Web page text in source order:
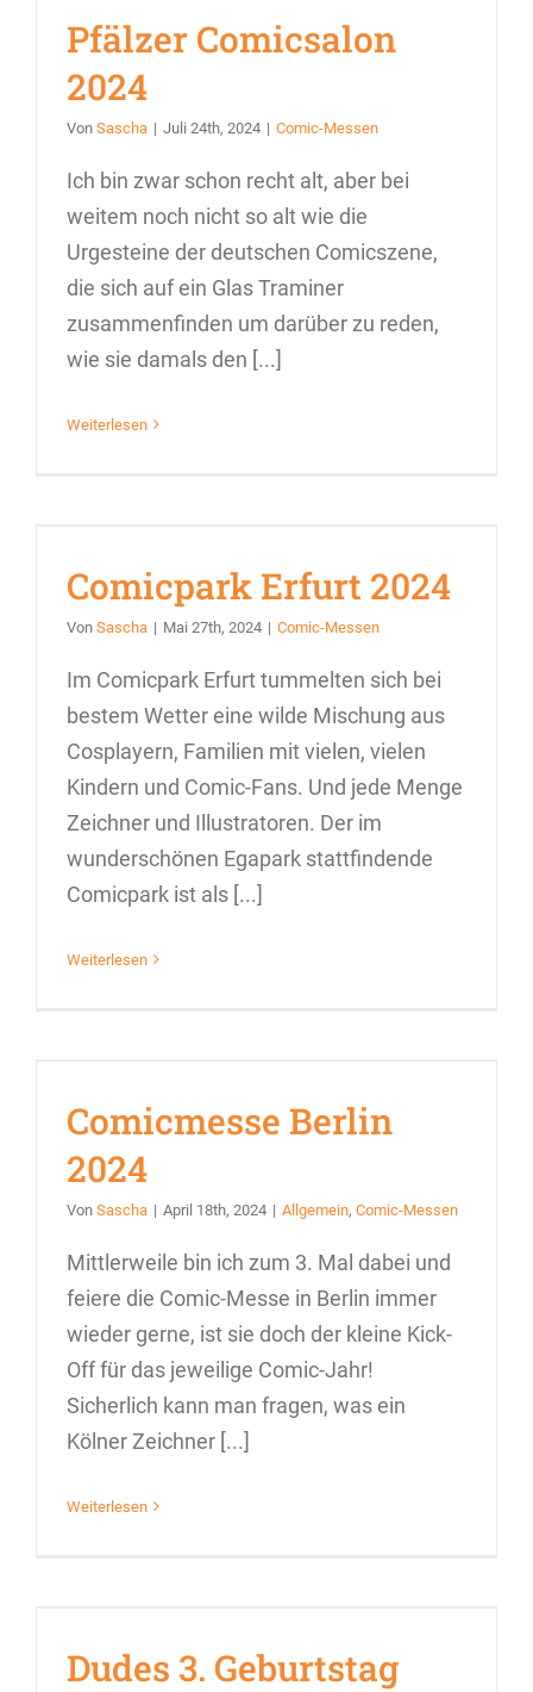
Pfälzer Comicsalon
2024
Von Sascha | Juli 24th, 2024 | Comic-Messen
Ich bin zwar schon recht alt, aber bei
weitem noch nicht so alt wie die
Urgesteine der deutschen Comicszene,
die sich auf ein Glas Traminer
zusammenfinden um darüber zu reden,
wie sie damals den [...]
Weiterlesen
Comicpark Erfurt 2024
Von Sascha | Mai 27th, 2024 | Comic-Messen
Im Comicpark Erfurt tummelten sich bei
bestem Wetter eine wilde Mischung aus
Cosplayern, Familien mit vielen, vielen
Kindern und Comic-Fans. Und jede Menge
Zeichner und Illustratoren. Der im
wunderschönen Egapark stattfindende
Comicpark ist als [...]
Weiterlesen
Comicmesse Berlin
2024
Von Sascha | April 18th, 2024 | Allgemein, Comic-Messen
Mittlerweile bin ich zum 3. Mal dabei und
feiere die Comic-Messe in Berlin immer
wieder gerne, ist sie doch der kleine Kick-
Off für das jeweilige Comic-Jahr!
Sicherlich kann man fragen, was ein
Kölner Zeichner [...]
Weiterlesen
Dudes 3. Geburtstag